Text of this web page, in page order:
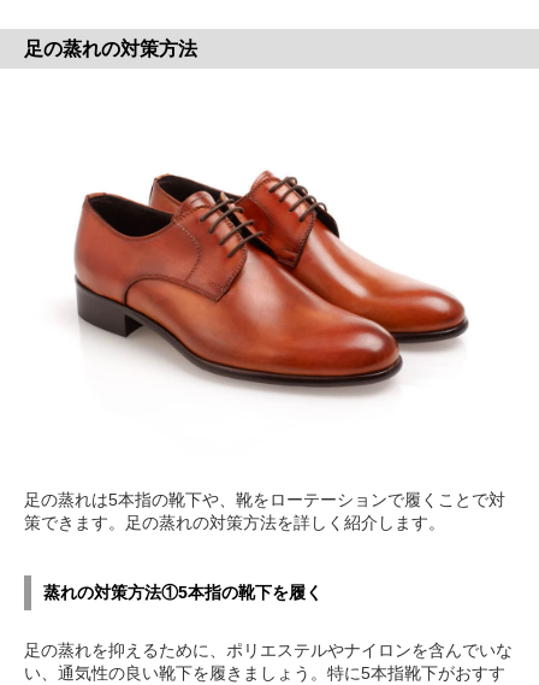
足の蒸れの対策方法
足の蒸れは5本指の靴下や、靴をローテーションで履くことで対
策できます。足の蒸れの対策方法を詳しく紹介します。
蒸れの対策方法①5本指の靴下を履く
足の蒸れを抑えるために、ポリエステルやナイロンを含んでいな
い、通気性の良い靴下を履きましょう。特に5本指靴下がおすす